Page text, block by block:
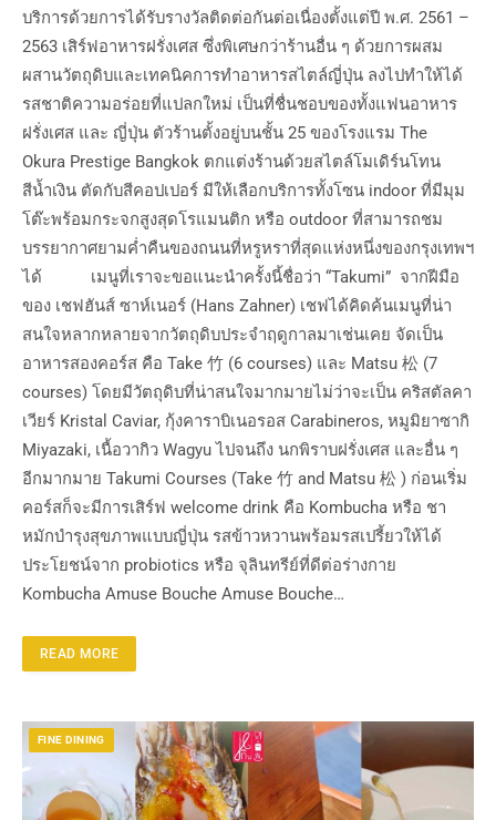
บริการด้วยการได้รับรางวัลติดต่อกันต่อเนื่องตั้งแต่ปี พ.ศ. 2561 –
2563 เสิร์ฟอาหารฝรั่งเศส ซึ่งพิเศษกว่าร้านอื่น ๆ ด้วยการผสม
ผสานวัตถุดิบและเทคนิคการทำอาหารสไตล์ญี่ปุ่น ลงไปทำให้ได้
รสชาติความอร่อยที่แปลกใหม่ เป็นที่ชื่นชอบของทั้งแฟนอาหาร
ฝรั่งเศส และ ญี่ปุ่น ตัวร้านตั้งอยู่บนชั้น 25 ของโรงแรม The
Okura Prestige Bangkok ตกแต่งร้านด้วยสไตล์โมเดิร์นโทน
สีน้ำเงิน ตัดกับสีคอปเปอร์ มีให้เลือกบริการทั้งโซน indoor ที่มีมุม
โต๊ะพร้อมกระจกสูงสุดโรแมนติก หรือ outdoor ที่สามารถชม
บรรยากาศยามค่ำคืนของถนนที่หรูหราที่สุดแห่งหนึ่งของกรุงเทพฯ
ได้ เมนูที่เราจะขอแนะนำครั้งนี้ชื่อว่า “Takumi” จากฝีมือ
ของ เชฟฮันส์ ซาห์เนอร์ (Hans Zahner) เชฟได้คิดค้นเมนูที่น่า
สนใจหลากหลายจากวัตถุดิบประจำฤดูกาลมาเช่นเคย จัดเป็น
อาหารสองคอร์ส คือ Take 竹 (6 courses) และ Matsu 松 (7
courses) โดยมีวัตถุดิบที่น่าสนใจมากมายไม่ว่าจะเป็น คริสตัลคา
เวียร์ Kristal Caviar, กุ้งคาราบิเนอรอส Carabineros, หมูมิยาซากิ
Miyazaki, เนื้อวากิว Wagyu ไปจนถึง นกพิราบฝรั่งเศส และอื่น ๆ
อีกมากมาย Takumi Courses (Take 竹 and Matsu 松 ) ก่อนเริ่ม
คอร์สก็จะมีการเสิร์ฟ welcome drink คือ Kombucha หรือ ชา
หมักบำรุงสุขภาพแบบญี่ปุ่น รสข้าวหวานพร้อมรสเปรี้ยวให้ได้
ประโยชน์จาก probiotics หรือ จุลินทรีย์ที่ดีต่อร่างกาย
Kombucha Amuse Bouche Amuse Bouche…
READ MORE
FINE DINING